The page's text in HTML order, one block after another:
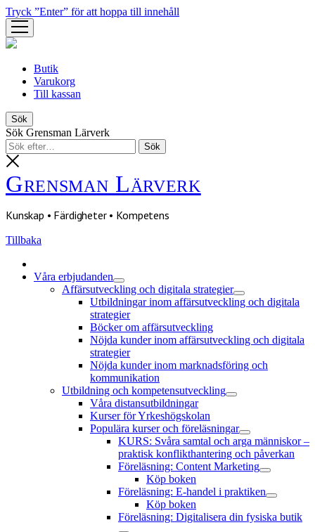
Tryck ”Enter” för att hoppa till innehåll
öppna
meny
Butik
Varukorg
Till kassan
Sök
Sök Grensman Lärverk
Grensman Lärverk
Kunskap • Färdigheter • Kompetens
Tillbaka
Våra erbjudanden
öppna
meny
Affärsutveckling och digitala strategier
öppna
meny
Utbildningar inom affärsutveckling och digitala
strategier
Böcker om affärsutveckling
Nöjda kunder inom affärsutveckling och digitala
strategier
Nöjda kunder inom marknadsföring och
kommunikation
Utbildning och kompetensutveckling
öppna
Våra distansutbildningar
Kurser för Yrkeshögskolan
Populära kurser och föreläsningar
öppna
meny
KURS: Svåra samtal och arga människor –
praktisk konflikthantering och påverkan
Föreläsning: Content Marketing
öppna
Köp boken
Föreläsning: E-handel i praktiken
öppna
meny
Köp boken
Föreläsning: Digitalisera din fysiska butik